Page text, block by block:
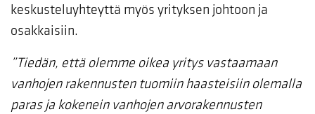
keskusteluyhteyttä myös yrityksen johtoon ja
osakkaisiin.
”Tiedän, että olemme oikea yritys vastaamaan
vanhojen rakennusten tuomiin haasteisiin olemalla
paras ja kokenein vanhojen arvorakennusten